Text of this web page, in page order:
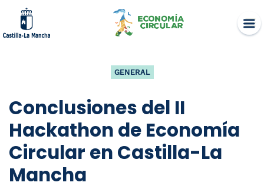
content
GENERAL
Conclusiones del II
Hackathon de Economía
Circular en Castilla-La
Mancha